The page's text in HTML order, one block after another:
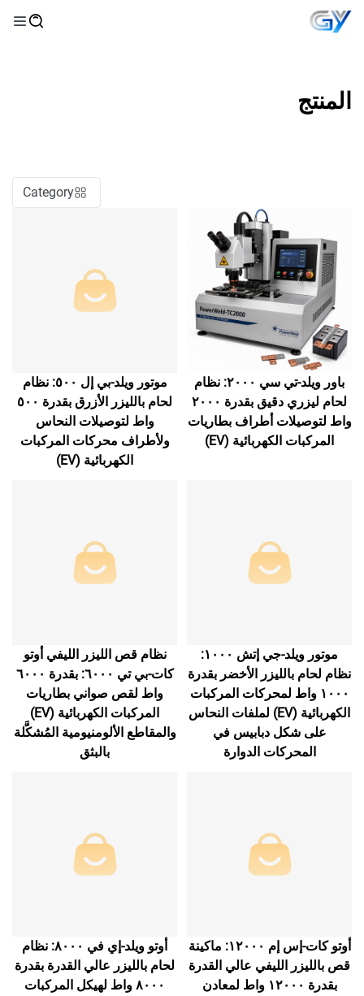
المنتج
Category
باور ويلد-تي سي ٢٠٠٠: نظام
لحام ليزري دقيق بقدرة ٢٠٠٠
واط لتوصيلات أطراف بطاريات
المركبات الكهربائية (EV)
موتور ويلد-بي إل ٥٠٠: نظام
لحام بالليزر الأزرق بقدرة ٥٠٠
واط لتوصيلات النحاس
ولأطراف محركات المركبات
الكهربائية (EV)
موتور ويلد-جي إتش ١٠٠٠:
نظام لحام بالليزر الأخضر بقدرة
١٠٠٠ واط لمحركات المركبات
الكهربائية (EV) لملفات النحاس
على شكل دبابيس في
المحركات الدوارة
نظام قص الليزر الليفي أوتو
كات-بي تي ٦٠٠٠: بقدرة ٦٠٠٠
واط لقص صواني بطاريات
المركبات الكهربائية (EV)
والمقاطع الألومنيومية المُشكَّلة
بالبثق
أوتو كات-إس إم ١٢٠٠٠: ماكينة
قص بالليزر الليفي عالي القدرة
بقدرة ١٢٠٠٠ واط لمعادن
أوتو ويلد-إي في ٨٠٠٠: نظام
لحام بالليزر عالي القدرة بقدرة
٨٠٠٠ واط لهيكل المركبات